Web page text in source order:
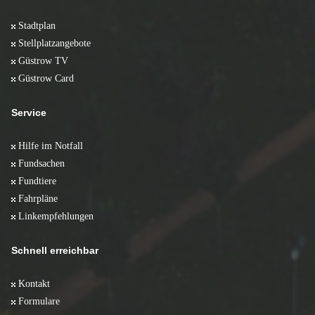
Stadtplan
Stellplatzangebote
Güstrow TV
Güstrow Card
Service
Hilfe im Notfall
Fundsachen
Fundtiere
Fahrpläne
Linkempfehlungen
Schnell erreichbar
Kontakt
Formulare